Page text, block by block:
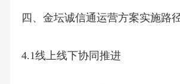
四、金坛诚信通运营方案实施路
4.1线上线下协同推进